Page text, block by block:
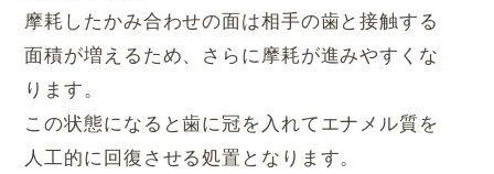
摩耗したかみ合わせの面は相手の歯と接触する
面積が増えるため、さらに摩耗が進みやすくな
ります。
この状態になると歯に冠を入れてエナメル質を
人工的に回復させる処置となります。